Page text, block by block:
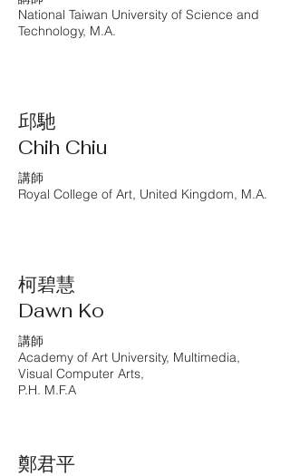
National Taiwan University of Science and
Technology, M.A.
邱馳
Chih Chiu
講師
Royal College of Art, United Kingdom, M.A.
柯碧慧
Dawn Ko
講師
Academy of Art University, Multimedia,
Visual Computer Arts,
P.H. M.F.A
鄭君平